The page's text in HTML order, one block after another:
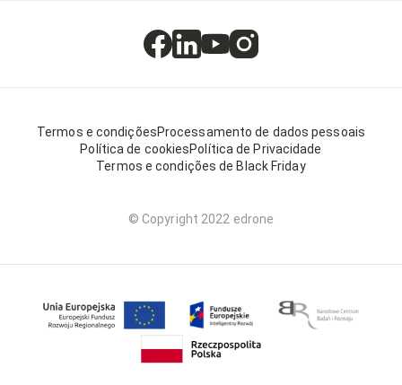
Termos e condiçõesProcessamento de dados pessoais
Política de cookiesPolítica de Privacidade
Termos e condições de Black Friday
© Copyright 2022 edrone